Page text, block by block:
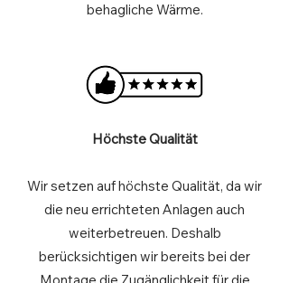
behagliche Wärme.
Höchste Qualität
Wir setzen auf höchste Qualität, da wir
die neu errichteten Anlagen auch
weiterbetreuen. Deshalb
berücksichtigen wir bereits bei der